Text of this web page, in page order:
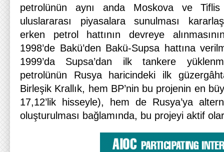
petrolünün aynı anda Moskova ve
uluslararası piyasalara sunulması
erken petrol hattının devreye
1998’de Bakü’den Bakü-Supsa hattına
1999’da Supsa’dan ilk tankere
petrolünün Rusya haricindeki ilk
Birleşik Krallık, hem BP’nin bu projenin en
17,12’lik hisseyle), hem de Rusya’ya
oluşturulması bağlamında, bu projeyi aktif